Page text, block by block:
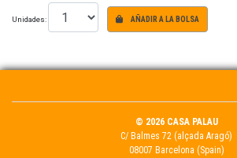
Unidades: AÑADIR A LA BOLSA
© 2026 CASA PALAU
C/ Balmes 72 (alçada Aragó)
08007 Barcelona (Spain)